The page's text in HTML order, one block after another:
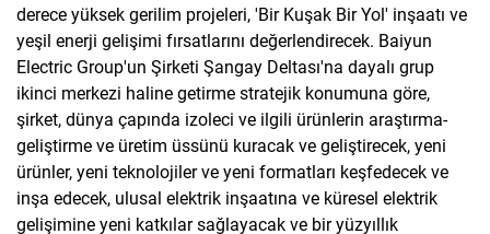
derece yüksek gerilim projeleri, 'Bir Kuşak Bir Yol' inşaatı ve
yeşil enerji gelişimi fırsatlarını değerlendirecek. Baiyun
Electric Group'un Şirketi Şangay Deltası'na dayalı grup
ikinci merkezi haline getirme stratejik konumuna göre,
şirket, dünya çapında izoleci ve ilgili ürünlerin araştırma-
geliştirme ve üretim üssünü kuracak ve geliştirecek, yeni
ürünler, yeni teknolojiler ve yeni formatları keşfedecek ve
inşa edecek, ulusal elektrik inşaatına ve küresel elektrik
gelişimine yeni katkılar sağlayacak ve bir yüzyıllık